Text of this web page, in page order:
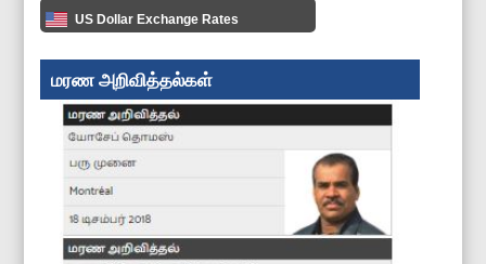
US Dollar Exchange Rates
மரண அறிவித்தல்கள்